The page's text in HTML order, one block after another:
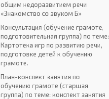
общим недоразвитием речи
«Знакомство со звуком Б»
Консультация (обучение грамоте,
подготовительная группа) по теме:
Картотека игр по развитию речи,
подготовке детей к обучению
грамоте.
План-конспект занятия по
обучению грамоте (старшая
группа) по теме: конспект занятия